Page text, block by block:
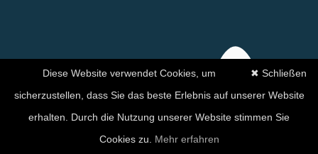
Ihre Zufriedenheit hat für
✖ Schließen
Diese Website verwendet Cookies, um
sicherzustellen, dass Sie das beste Erlebnis auf unserer Website
erhalten. Durch die Nutzung unserer Website stimmen Sie
Cookies zu. Mehr erfahren